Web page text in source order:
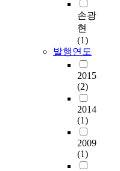
손광
현
(1)
발행연도
2015
(2)
2014
(1)
2009
(1)